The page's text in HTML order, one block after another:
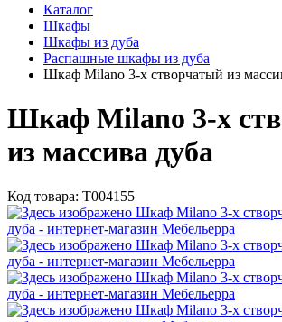
Каталог
Шкафы
Шкафы из дуба
Распашные шкафы из дуба
Шкаф Milano 3-х створчатый из
Шкаф Milano 3-х
из массива дуба
Код товара: Т004155